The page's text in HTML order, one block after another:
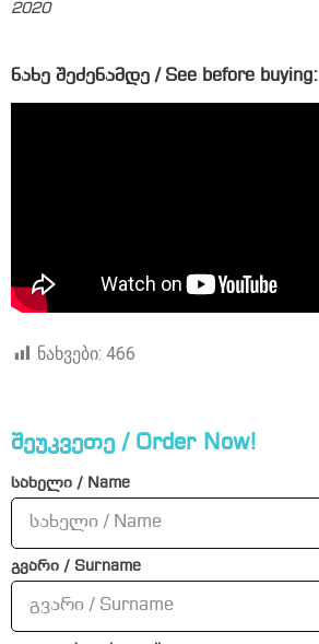
2020
ნახე შეძენამდე / See before buying:
ნახვები: 466
შეუკვეთე / Order Now!
სახელი / Name
გვარი / Surname